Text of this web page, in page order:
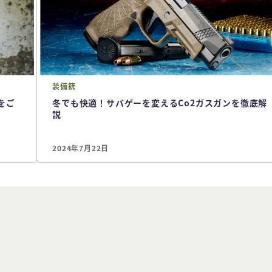
ご
装備銃
冬でも快適！サバゲーを変えるCo2ガスガンを徹底解
説
2024年7月22日